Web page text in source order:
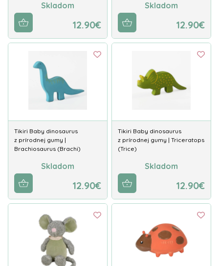
Skladom
12.90€
Skladom
12.90€
Tikiri Baby dinosaurus
z prírodnej gumy |
Brachiosaurus (Brachi)
Skladom
12.90€
Tikiri Baby dinosaurus
z prírodnej gumy | Triceratops
(Trice)
Skladom
12.90€